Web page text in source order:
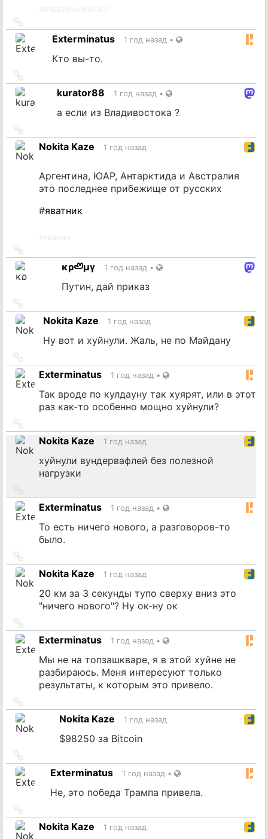
на
источникExterminatus 1 год назад •
Кто вы-то.
на
источникkurator88 1 год назад •
а если из Владивостока ?
на
источник
Nokita Kaze 1 год назад
Аргентина, ЮАР, Антарктида и Австралия
это последнее прибежище от русских
#яватник
на
источник κρ🦥μγ 1 год назад •
Путин, дай приказ
на
источникNokita Kaze 1 год назад
Ну вот и хуйнули. Жаль, не по Майдану
на
источник
Exterminatus 1 год назад •
Так вроде по кулдауну так хуярят, или в этот
раз как-то особенно мощно хуйнули?
на
источник
Nokita Kaze 1 год назад
хуйнули вундервафлей без полезной
нагрузки
на
источник
Exterminatus 1 год назад •
То есть ничего нового, а разговоров-то
было.
на
источник
Nokita Kaze 1 год назад
20 км за 3 секунды тупо сверху вниз это
"ничего нового"? Ну ок-ну ок
на
источник
Exterminatus 1 год назад •
Мы не на топзашкваре, я в этой хуйне не
разбираюсь. Меня интересуют только
результаты, к которым это привело.
на
источникNokita Kaze 1 год назад
$98250 за Bitcoin
на
источникExterminatus 1 год назад •
Не, это победа Трампа привела.
на
источник
Nokita Kaze 1 год назад